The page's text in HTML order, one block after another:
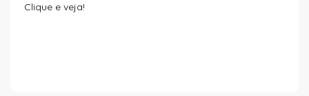
Clique e veja!